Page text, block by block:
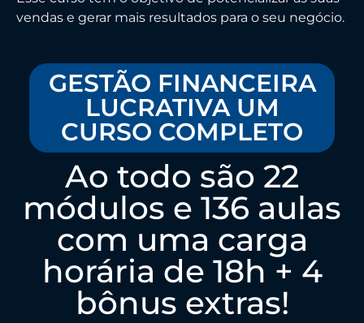
vendas e gerar mais resultados para o seu negócio.
GESTÃO FINANCEIRA
LUCRATIVA UM
CURSO COMPLETO
Ao todo são 22
módulos e 136 aulas
com uma carga
horária de 18h + 4
bônus extras!